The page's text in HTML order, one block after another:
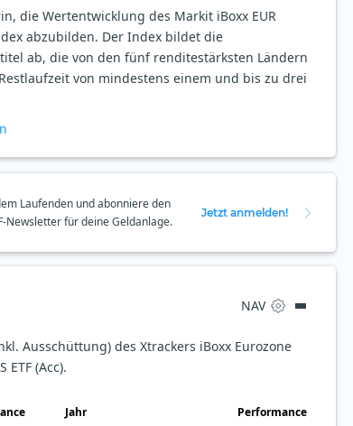
die Wertentwicklung des Markit iBoxx EUR
abzubilden. Der Index bildet die
ab, die von den fünf renditestärksten Ländern
von mindestens einem und bis zu drei
Laufenden und abonniere den
Newsletter für deine Geldanlage.
Jetzt anmelden!
NAV
Ausschüttung) des Xtrackers iBoxx Eurozone
ETF (Acc).
Jahr Perfor­mance